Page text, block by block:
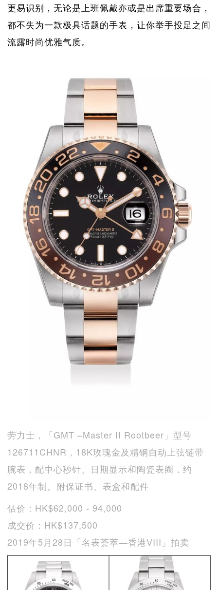
更易识别，无论是上班佩戴亦或是出席重要场合，
都不失为一款极具话题的手表，让你举手投足之间
流露时尚优雅气质。
劳力士，「GMT –Master II Rootbeer」型号
126711CHNR，18K玫瑰金及精钢自动上弦链带
腕表，配中心秒针、日期显示和陶瓷表圈，约
2018年制。附保证书、表盒和配件
估价：HK$62,000 - 94,000
成交价：HK$137,500
2019年5月28日「名表荟萃—香港VIII」拍卖